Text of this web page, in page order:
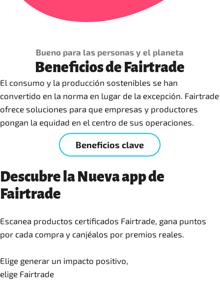
Bueno para las personas y el planeta
Beneficios de Fairtrade
El consumo y la producción sostenibles se han
convertido en la norma en lugar de la excepción. Fairtrade
ofrece soluciones para que empresas y productores
pongan la equidad en el centro de sus operaciones.
Beneficios clave
Descubre la Nueva app de
Fairtrade
Escanea productos certificados Fairtrade, gana puntos
por cada compra y canjéalos por premios reales.
Elige generar un impacto positivo,
elige Fairtrade